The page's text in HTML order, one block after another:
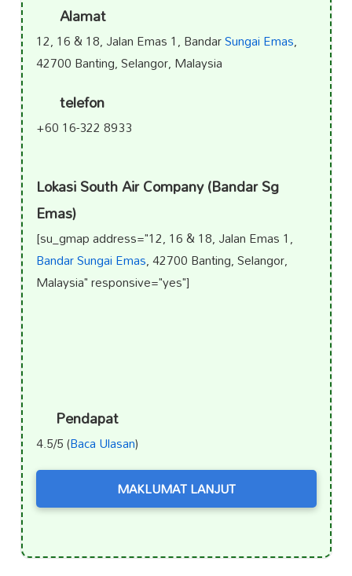
Alamat
12, 16 & 18, Jalan Emas 1, BandarSungai Emas,
42700 Banting, Selangor, Malaysia
telefon
+60 16-322 8933
Lokasi South Air Company (Bandar Sg
Emas)
[su_gmap address="12, 16 & 18, Jalan Emas 1,
Bandar Sungai Emas, 42700 Banting, Selangor,
Malaysia" responsive="yes"]
Pendapat
4.5/5 (Baca Ulasan)
MAKLUMAT LANJUT